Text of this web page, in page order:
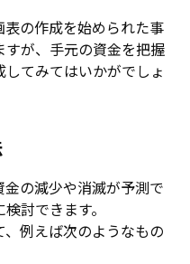
の作成を始められた事
が、手元の資金を把握
てみてはいかがでしょ
の減少や消滅が予測で
討できます。
例えば次のようなもの